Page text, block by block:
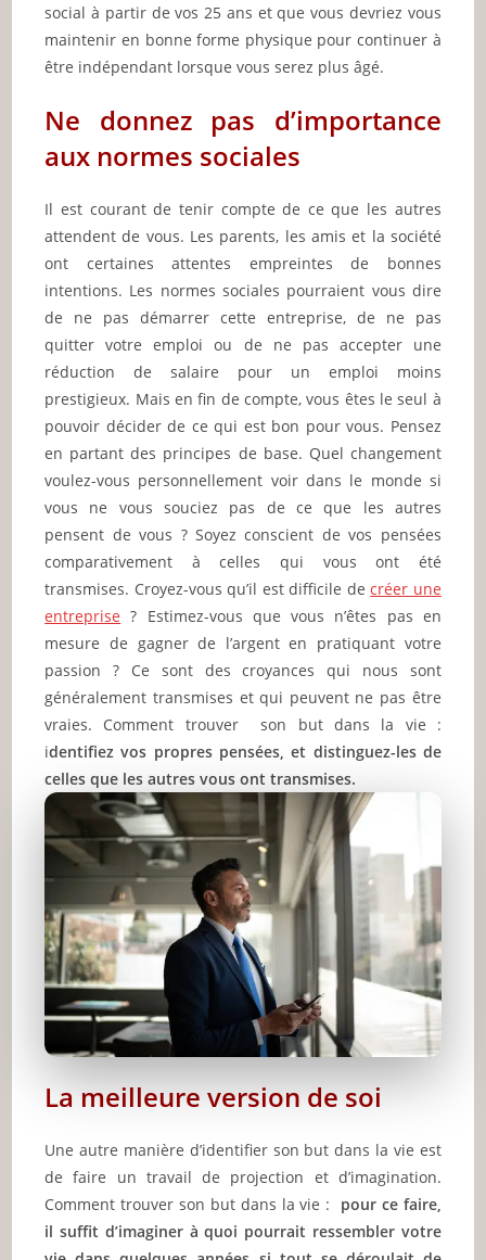
social à partir de vos 25 ans et que vous devriez vous
maintenir en bonne forme physique pour continuer à
être indépendant lorsque vous serez plus âgé.
Ne donnez pas d’importance
aux normes sociales
Il est courant de tenir compte de ce que les autres
attendent de vous. Les parents, les amis et la société
ont certaines attentes empreintes de bonnes
intentions. Les normes sociales pourraient vous dire
de ne pas démarrer cette entreprise, de ne pas
quitter votre emploi ou de ne pas accepter une
réduction de salaire pour un emploi moins
prestigieux. Mais en fin de compte, vous êtes le seul à
pouvoir décider de ce qui est bon pour vous. Pensez
en partant des principes de base. Quel changement
voulez-vous personnellement voir dans le monde si
vous ne vous souciez pas de ce que les autres
pensent de vous ? Soyez conscient de vos pensées
comparativement à celles qui vous ont été
transmises. Croyez-vous qu’il est difficile decréer une
entreprise ? Estimez-vous que vous n’êtes pas en
mesure de gagner de l’argent en pratiquant votre
passion ? Ce sont des croyances qui nous sont
généralement transmises et qui peuvent ne pas être
vraies. Comment trouver son but dans la vie :
identifiez vos propres pensées, et distinguez-les de
celles que les autres vous ont transmises.
La meilleure version de soi
Une autre manière d’identifier son but dans la vie est
de faire un travail de projection et d’imagination.
Comment trouver son but dans la vie : pour ce faire,
il suffit d’imaginer à quoi pourrait ressembler votre